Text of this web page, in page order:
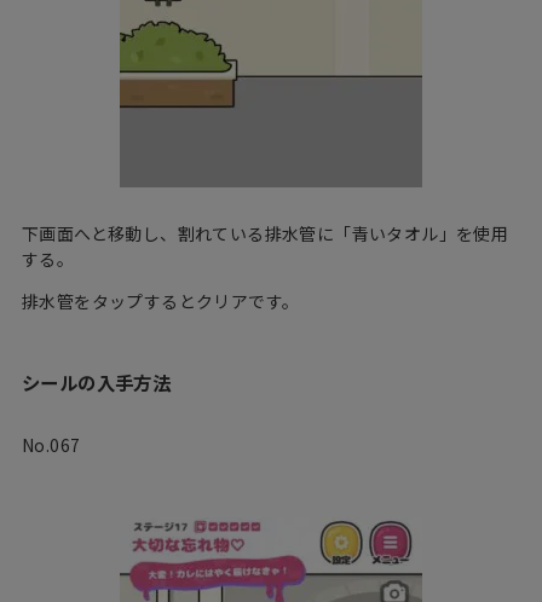
下画面へと移動し、割れている排水管に「青いタオル」を使用
する。
排水管をタップするとクリアです。
シールの入手方法
No.067